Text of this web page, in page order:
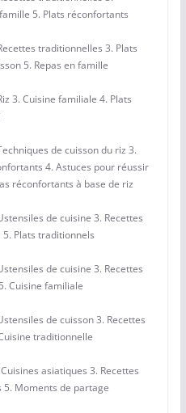
5. Plats réconfortants
traditionnelles 3. Plats
5. Repas en famille
3. Cuisine familiale 4. Plats
de cuisson du riz 3.
4. Astuces pour réussir
réconfortants à base de riz
de cuisine 3. Recettes
Plats traditionnels
de cuisine 3. Recettes
Cuisine familiale
de cuisson 3. Recettes
traditionnelle
asiatiques 3. Recettes
Moments de partage